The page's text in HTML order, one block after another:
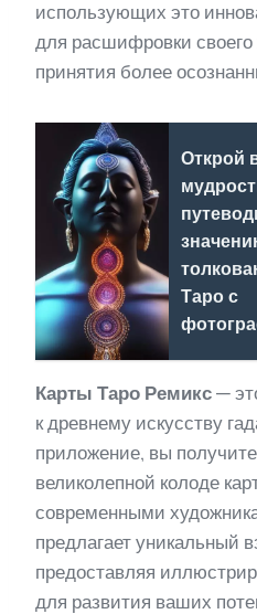
использующих это
для расшифровки своего
принятия более
Открой
Таро с
Карты Таро Ремикс —
к древнему искусству
приложение, вы
великолепной колоде
современными
предлагает уникальный
предоставляя
для развития ваших